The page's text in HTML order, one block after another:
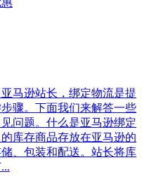
马逊站长，绑定物流是提
骤。下面我们来解答一些
问题。什么是亚马逊绑定
库存商品存放在亚马逊的
、包装和配送。站长将库